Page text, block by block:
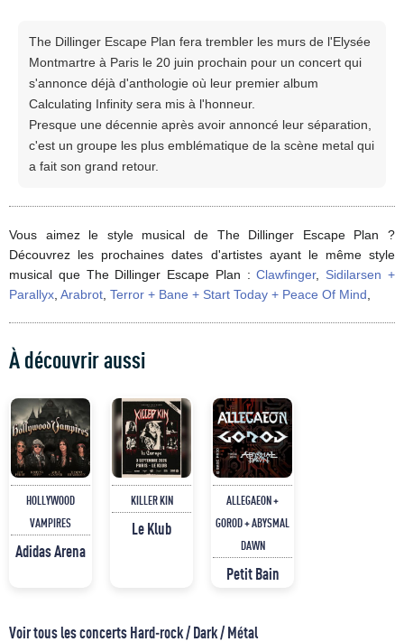
The Dillinger Escape Plan fera trembler les murs de l'Elysée
Montmartre à Paris le 20 juin prochain pour un concert qui
s'annonce déjà d'anthologie où leur premier album
Calculating Infinity sera mis à l'honneur.
Presque une décennie après avoir annoncé leur séparation,
c'est un groupe les plus emblématique de la scène metal qui
a fait son grand retour.
Vous aimez le style musical de The Dillinger Escape Plan ?
Découvrez les prochaines dates d'artistes ayant le même style
musical que The Dillinger Escape Plan :Clawfinger, Sidilarsen +
Parallyx Arabrot Terror + Bane + Start Today + Peace Of Mind
À découvrir aussi
HOLLYWOOD
VAMPIRES
Adidas Arena
KILLER KIN
Le Klub
ALLEGAEON +
GOROD + ABYSMAL
DAWN
Petit Bain
Voir tous les concerts Hard-rock / Dark / Métal